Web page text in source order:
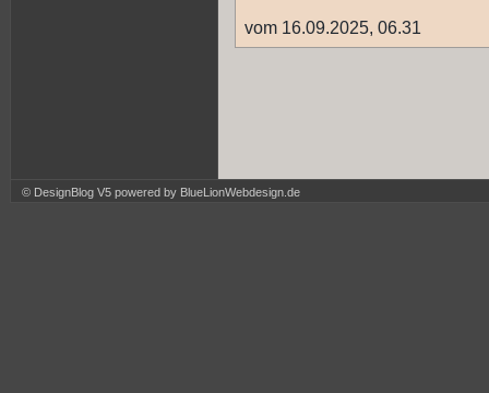
vom 16.09.2025, 06.31
© DesignBlog V5 powered by BlueLionWebdesign.de